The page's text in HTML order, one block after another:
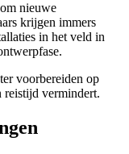
nieuwe
krijgen immers
in het veld in
voorbereiden op
reistijd vermindert.